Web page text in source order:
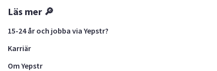
Läs mer 🔎
15-24 år och jobba via Yepstr?
Karriär
Om Yepstr